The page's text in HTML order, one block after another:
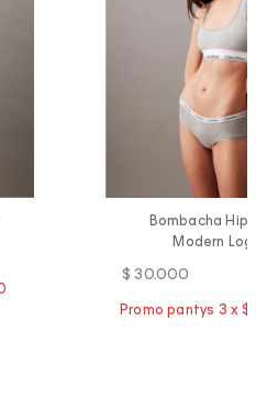
Bombacha
Modern
$ 30.000